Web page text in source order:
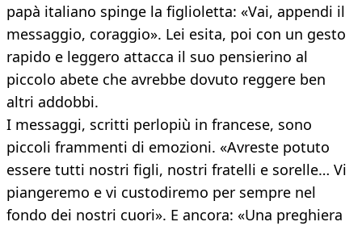
papà italiano spinge la figlioletta: «Vai, appendi il
messaggio, coraggio». Lei esita, poi con un gesto
rapido e leggero attacca il suo pensierino al
piccolo abete che avrebbe dovuto reggere ben
altri addobbi.
I messaggi, scritti perlopiù in francese, sono
piccoli frammenti di emozioni. «Avreste potuto
essere tutti nostri figli, nostri fratelli e sorelle… Vi
piangeremo e vi custodiremo per sempre nel
fondo dei nostri cuori». E ancora: «Una preghiera